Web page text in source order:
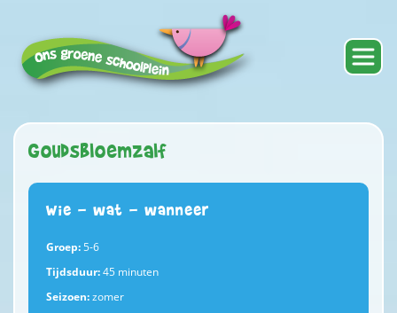
Goudsbloemzalf
Wie - wat - wanneer
Groep:5-6
Tijdsduur:45 minuten
Seizoen:zomer